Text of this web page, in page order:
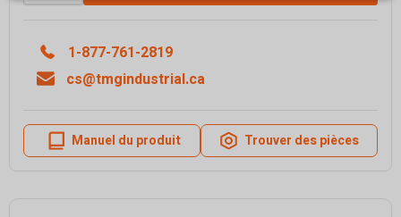
1-877-761-2819
cs@tmgindustrial.ca
Manuel du produit Trouver des pièces